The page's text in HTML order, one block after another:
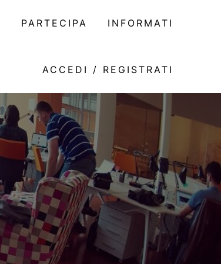
PARTECIPA INFORMATI
ACCEDI / REGISTRATI